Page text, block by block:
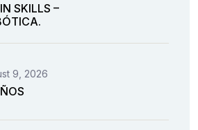
SKILLS –
9, 2026